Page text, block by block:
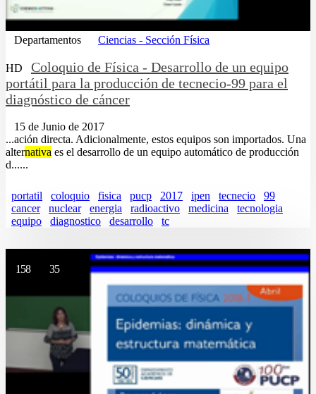
Departamentos Ciencias - Sección Física
HD
Coloquio de Física - Desarrollo de un equipo
portátil para la producción de tecnecio-99 para el
diagnóstico de cáncer
15 de Junio de 2017
...ación directa. Adicionalmente, estos equipos son importados. Una
alternativa es el desarrollo de un equipo automático de producción
d......
portatil coloquio fisica pucp 2017 ipen tecnecio
99
cancer
nuclear energia radioactivo medicina
tecnologia
equipo
diagnostico desarrollo tc
158 35